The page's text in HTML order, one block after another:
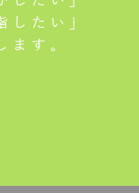
したい」
ます。